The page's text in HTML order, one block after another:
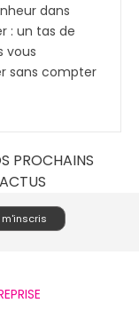
dans
: un tas de
vous
sans compter
prix
à
un
magasin
PROCHAINS